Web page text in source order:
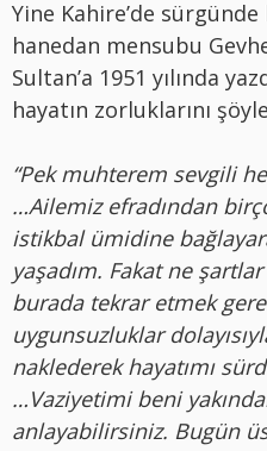
Yine Kahire’de
hanedan mensubu
Sultan’a 1951 yılında
hayatın zorluklarını
“Pek muhterem sevgili
…Ailemiz efradından
istikbal ümidine
yaşadım. Fakat ne
burada tekrar etmek
uygunsuzluklar
naklederek hayatımı
…Vaziyetimi beni
anlayabilirsiniz. Bugün